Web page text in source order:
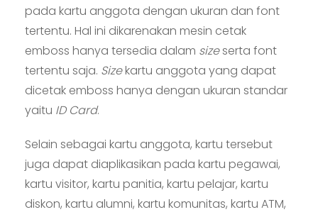
pada kartu anggota dengan ukuran dan font
tertentu. Hal ini dikarenakan mesin cetak
emboss hanya tersedia dalam sizeserta font
tertentu saja. Sizekartu anggota yang dapat
dicetak emboss hanya dengan ukuran standar
yaitu ID Card.
Selain sebagai kartu anggota, kartu tersebut
juga dapat diaplikasikan pada kartu pegawai,
kartu visitor, kartu panitia, kartu pelajar, kartu
diskon, kartu alumni, kartu komunitas, kartu ATM,